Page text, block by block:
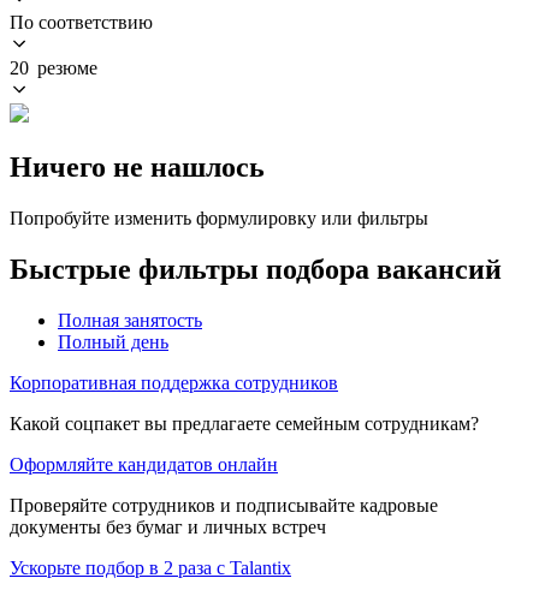
По соответствию
20 резюме
Ничего не нашлось
Попробуйте изменить формулировку или фильтры
Быстрые фильтры подбора вакансий
Полная занятость
Полный день
Корпоративная поддержка сотрудников
Какой соцпакет вы предлагаете семейным сотрудникам?
Оформляйте кандидатов онлайн
Проверяйте сотрудников и подписывайте кадровые
документы без бумаг и личных встреч
Ускорьте подбор в 2 раза с Talantix